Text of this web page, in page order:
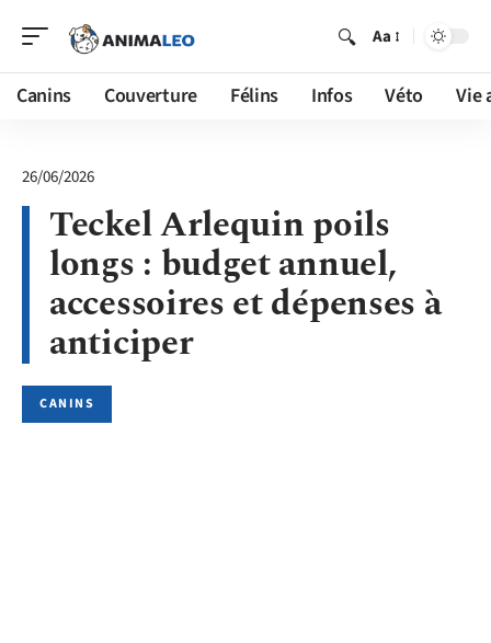
Aa
Canins Couverture Félins Infos Véto Vie
26/06/2026
Teckel Arlequin poils
longs : budget annuel,
accessoires et dépenses à
anticiper
CANINS